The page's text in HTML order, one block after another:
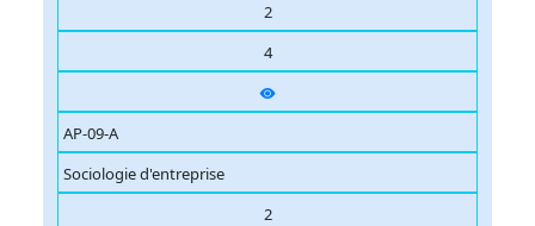
2
4
AP-09-A
Sociologie d'entreprise
2